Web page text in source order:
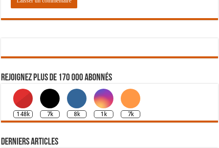
Rejoignez plus de 170 000 abonnés
148k 7k 8k 1k 7k
Derniers articles